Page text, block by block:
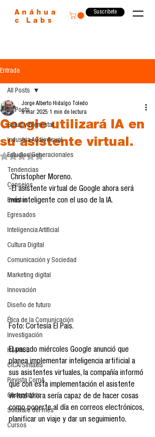
Anáhua
c Labs
Suscríbete
Entrada
All Posts
Salud y Bienestar
Industria Audiovisual
Estudios Generacionales
Tendencias
Consejos
Eventos
Egresados
Inteligencia Artificial
Cultura Digital
Comunicación y Sociedad
Marketing digital
Innovación
Diseño de futuro
Ética de la Comunicación
Investigación
H&NhCL
CICA/Sintaxis
Revista ComA
Observatorio
Software del mes
Cursos
All Posts
Google utilizará IA en
su asistente virtual.
Jorge Alberto Hidalgo Toledo
9 mar 2025 1 min de lectura
Obtuvo NaN de 5 estrellas.
Christopher Moreno.
-El asistente virtual de Google ahora será
más inteligente con el uso de la IA.
Foto: Cortesía El País.
El pasado miércoles Google anunció que
planea implementar inteligencia artificial a
sus asistentes virtuales, la compañía informó
que con esta implementación el asistente
virtual ahora sería capaz de de hacer cosas
como ponerte al día en correos electrónicos,
planificar un viaje y dar un seguimiento.